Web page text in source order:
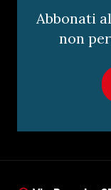
Abbonati
non